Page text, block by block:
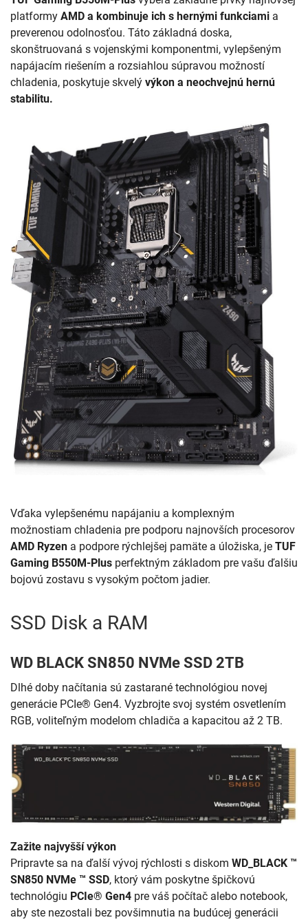
platformy AMD a kombinuje ich s hernými funkciami a
preverenou odolnosťou. Táto základná doska,
skonštruovaná s vojenskými komponentmi, vylepšeným
napájacím riešením a rozsiahlou súpravou možností
chladenia, poskytuje skvelý výkon a neochvejnú hernú
stabilitu.
Vďaka vylepšenému napájaniu a komplexným
možnostiam chladenia pre podporu najnovších procesorov
AMD Ryzen a podpore rýchlejšej pamäte a úložiska, je TUF
Gaming B550M-Plus perfektným základom pre vašu ďalšiu
bojovú zostavu s vysokým počtom jadier.
SSD Disk a RAM
WD BLACK SN850 NVMe SSD 2TB
Dlhé doby načítania sú zastarané technológiou novej
generácie PCIe® Gen4. Vyzbrojte svoj systém osvetlením
RGB, voliteľným modelom chladiča a kapacitou až 2 TB.
Zažite najvyšší výkon
Pripravte sa na ďalší vývoj rýchlosti s diskom WD_BLACK ™
SN850 NVMe ™ SSD, ktorý vám poskytne špičkovú
technológiu PCIe® Gen4 pre váš počítač alebo notebook,
aby ste nezostali bez povšimnutia na budúcej generácii